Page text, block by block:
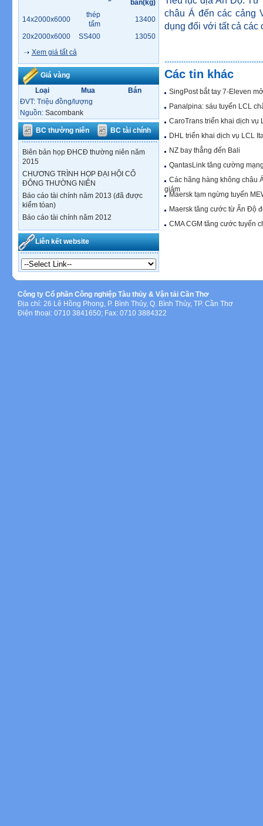
bán(kg)
14x2000x6000
thép
tấm
13400
20x2000x6000 SS400
13050
Xem giá tất cả
Giá vàng
Loại
Mua
Bán
ĐVT: Triệu đồng/lượng
Nguồn: Sacombank
BC thường niên BC tài chính
Biên bản họp ĐHCĐ thường niên năm
2015
CHƯƠNG TRÌNH HỌP ĐẠI HỘI CỔ
ĐÔNG THƯỜNG NIÊN
Báo cáo tài chính năm 2013 (đã được
kiểm tóan)
Báo cáo tài chính năm 2012
Liên kết website
châu Á đến các cảng
dụng đối với tất cả
Các tin khác
SingPost bắt tay 7-Eleven
Panalpina: sáu tuyến LCL
CaroTrans triển khai dịch vụ
DHL triển khai dịch vụ LCL
NZ bay thẳng đến Bali
QantasLink tăng cường
Các hãng hàng không châu
giảm
Maersk tạm ngừng tuyến
Maersk tăng cước từ Ấn Độ
CMA CGM tăng cước tuyến
Công ty Cổ phần Công nghiệp Tàu thủy & Vận tải Cần Thơ
Địa chỉ: 26 Lê Hồng Phong, P. Bình Thủy, Q. Bình Thủy, TP. Cần Thơ
Điện thoại: 0710 3841650; Fax: 0710 3884322